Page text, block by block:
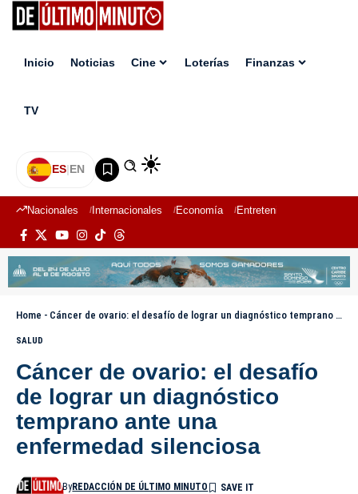
Inicio Noticias Cine Loterías Finanzas
TV
ES|EN
Nacionales Internacionales Economía Entretenimiento
Home - Cáncer de ovario: el desafío de lograr un diagnóstico temprano ante una enfermedad silenciosa
SALUD
Cáncer de ovario: el desafío
de lograr un diagnóstico
temprano ante una
enfermedad silenciosa
ByREDACCIÓN DE ÚLTIMO MINUTO